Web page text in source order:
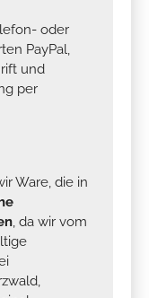
oder
PayPal,
und
per
Ware, die in
, da wir vom